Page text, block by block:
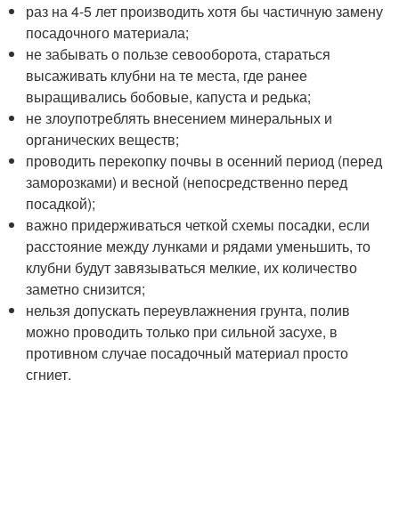
раз на 4-5 лет производить хотя бы частичную замену
посадочного материала;
не забывать о пользе севооборота, стараться
высаживать клубни на те места, где ранее
выращивались бобовые, капуста и редька;
не злоупотреблять внесением минеральных и
органических веществ;
проводить перекопку почвы в осенний период (перед
заморозками) и весной (непосредственно перед
посадкой);
важно придерживаться четкой схемы посадки, если
расстояние между лунками и рядами уменьшить, то
клубни будут завязываться мелкие, их количество
заметно снизится;
нельзя допускать переувлажнения грунта, полив
можно проводить только при сильной засухе, в
противном случае посадочный материал просто
сгниет.